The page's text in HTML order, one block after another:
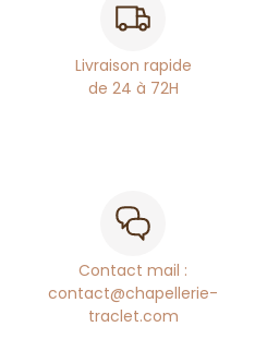
Livraison rapide
de 24 à 72H
Contact mail :
contact@chapellerie-
traclet.com